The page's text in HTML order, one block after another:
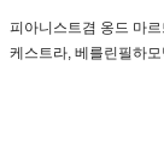
피아니스트겸 옹드 마
케스트라, 베를린필하